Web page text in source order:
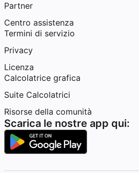
Partner
Centro assistenza
Termini di servizio
Privacy
Licenza
Calcolatrice grafica
Suite Calcolatrici
Risorse della comunità
Scarica le nostre app qui: